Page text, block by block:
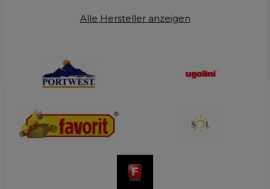
Alle Hersteller anzeigen